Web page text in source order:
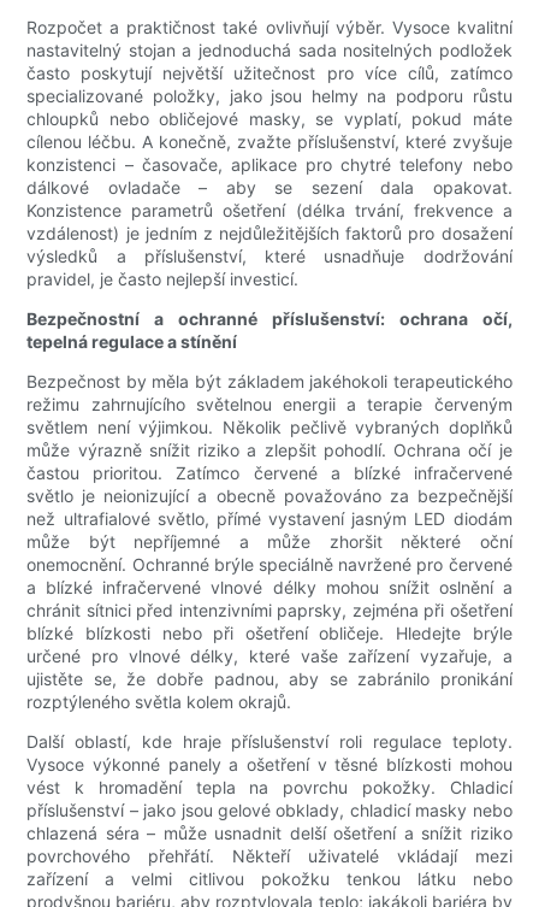
Rozpočet a praktičnost také ovlivňují výběr. Vysoce kvalitní
nastavitelný stojan a jednoduchá sada nositelných podložek
často poskytují největší užitečnost pro více cílů, zatímco
specializované položky, jako jsou helmy na podporu růstu
chloupků nebo obličejové masky, se vyplatí, pokud máte
cílenou léčbu. A konečně, zvažte příslušenství, které zvyšuje
konzistenci – časovače, aplikace pro chytré telefony nebo
dálkové ovladače – aby se sezení dala opakovat.
Konzistence parametrů ošetření (délka trvání, frekvence a
vzdálenost) je jedním z nejdůležitějších faktorů pro dosažení
výsledků a příslušenství, které usnadňuje dodržování
pravidel, je často nejlepší investicí.
Bezpečnostní a ochranné příslušenství: ochrana očí,
tepelná regulace a stínění
Bezpečnost by měla být základem jakéhokoli terapeutického
režimu zahrnujícího světelnou energii a terapie červeným
světlem není výjimkou. Několik pečlivě vybraných doplňků
může výrazně snížit riziko a zlepšit pohodlí. Ochrana očí je
častou prioritou. Zatímco červené a blízké infračervené
světlo je neionizující a obecně považováno za bezpečnější
než ultrafialové světlo, přímé vystavení jasným LED diodám
může být nepříjemné a může zhoršit některé oční
onemocnění. Ochranné brýle speciálně navržené pro červené
a blízké infračervené vlnové délky mohou snížit oslnění a
chránit sítnici před intenzivními paprsky, zejména při ošetření
blízké blízkosti nebo při ošetření obličeje. Hledejte brýle
určené pro vlnové délky, které vaše zařízení vyzařuje, a
ujistěte se, že dobře padnou, aby se zabránilo pronikání
rozptýleného světla kolem okrajů.
Další oblastí, kde hraje příslušenství roli regulace teploty.
Vysoce výkonné panely a ošetření v těsné blízkosti mohou
vést k hromadění tepla na povrchu pokožky. Chladicí
příslušenství – jako jsou gelové obklady, chladicí masky nebo
chlazená séra – může usnadnit delší ošetření a snížit riziko
povrchového přehřátí. Někteří uživatelé vkládají mezi
zařízení a velmi citlivou pokožku tenkou látku nebo
prodyšnou bariéru, aby rozptylovala teplo; jakákoli bariéra by